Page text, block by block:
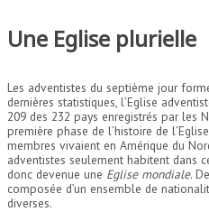
Une Eglise plurielle
Les adventistes du septième jour
dernières statistiques, l’Eglise
209 des 232 pays enregistrés par les
première phase de l’histoire de
membres vivaient en Amérique du
adventistes seulement habitent dans
donc devenue une Eglise mondiale.
composée d’un ensemble de
diverses.